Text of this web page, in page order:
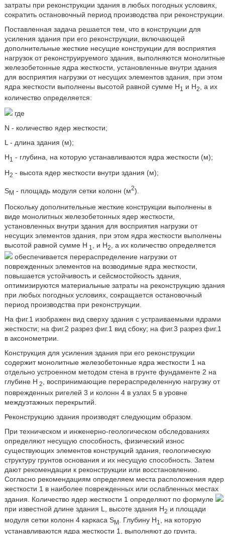
затраты при реконструкции здания в любых погодных условиях,
сократить остановочный период производства при реконструкции.
Поставленная задача решается тем, что в конструкции для
усиления здания при его реконструкции, включающей
дополнительные жесткие несущие конструкции для восприятия
нагрузок от реконструируемого здания, выполняются монолитные
железобетонные ядра жесткости, установленные внутри здания
для восприятия нагрузки от несущих элементов здания, при этом
ядра жесткости выполнены высотой равной сумме Н1 и Н2
, а их
количество определяется:
где
N - количество ядер жесткости;
L - длина здания (м);
Н1 - глубина, на которую устанавливаются ядра жесткости (м);
Н2 - высота ядер жесткости внутри здания (м);
SM - площадь модуля сетки колонн (м2).
Поскольку дополнительные жесткие конструкции выполнены в
виде монолитных железобетонных ядер жесткости,
установленных внутри здания для восприятия нагрузки от
несущих элементов здания, при этом ядра жесткости выполнены
высотой равной сумме Н 1 , и Н2
, а их количество определяется
обеспечивается перераспределение нагрузки от
поврежденных элементов на возводимые ядра жесткости,
повышается устойчивость и сейсмостойкость здания,
оптимизируются материальные затраты на реконструкцию здания
при любых погодных условиях, сокращается остановочный
период производства при реконструкции.
На фиг.1 изображен вид сверху здания с устраиваемыми ядрами
жесткости; на фиг.2 разрез фиг.1 вид сбоку; на фиг.3 разрез фиг.1
в аксонометрии.
Конструкция для усиления здания при его реконструкции
содержит монолитные железобетонные ядра жесткости 1 на
отдельно устроенном методом стена в грунте фундаменте 2 на
глубине Н 2, воспринимающие перераспределенную нагрузку от
поврежденных ригелей 3 и колонн 4 в узлах 5 в уровне
междуэтажных перекрытий.
Реконструкцию здания производят следующим образом.
При техническом и инженерно-геологическом обследованиях
определяют несущую способность, физический износ
существующих элементов конструкций здания, геологическую
структуру грунтов основания и их несущую способность. Затем
дают рекомендации к реконструкции или восстановлению.
Согласно рекомендациям определяем места расположения ядер
жесткости 1 в наиболее поврежденных или ослабленных местах
здания. Количество ядер жесткости 1 определяют по формуле
при известной длине здания L, высоте здания Н2 и площади
модуля сетки колонн 4 каркаса SM . Глубину Н1
, на которую
устанавливаются ядра жесткости 1, выполняют до грунта,